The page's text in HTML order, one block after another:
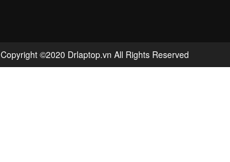
Copyright ©2020 Drlaptop.vn All Rights Reserved